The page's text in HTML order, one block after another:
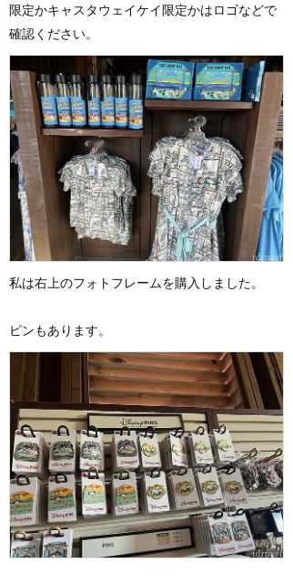
限定かキャスタウェイケイ限定かはロゴなどで
確認ください。
私は右上のフォトフレームを購入しました。
ピンもあります。